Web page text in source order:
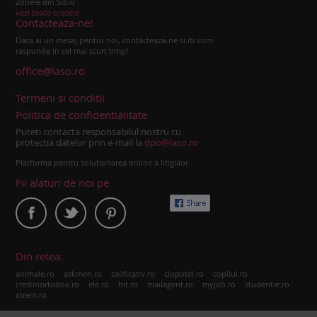
vezi toate orasele
Contacteaza-ne!
Daca ai un mesaj pentru noi, contacteaza-ne si iti vom
raspunde in cel mai scurt timp!
office@laso.ro
Termeni si conditii
Politica de confidentialitate
Puteti contacta responsabilul nostru cu
protectia datelor prin e-mail la dpo@laso.ro
Platforma pentru solutionarea online a litigiilor
Fii alaturi de noi pe
Din retea:
animale.ro askmen.ro calificativ.ro clopotel.ro copilul.ro
crestinortodox.ro ele.ro hit.ro mailagent.ro myjob.ro studentie.ro
xtrem.ro